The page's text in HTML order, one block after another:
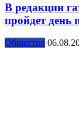
В редакции
пройдет день
Общество